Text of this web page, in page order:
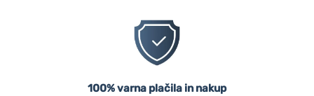
100% varna plačila in nakup